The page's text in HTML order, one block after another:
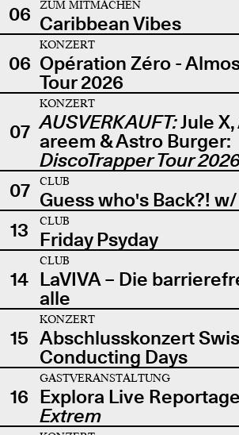
06
ZUM MITMACHEN
Caribbean Vibes
06
KONZERT
Opération Zéro -
Tour 2026
07
KONZERT
AUSVERKAUFT:Jule X,
areem & Astro Burger:
DiscoTrapper Tour
07
CLUB
Guess who's Back?!
13
CLUB
Friday Psyday
14
CLUB
LaVIVA – Die
alle
15
KONZERT
Abschlusskonzert
Conducting Days
16
GASTVERANSTALTUNG
Explora Live
Extrem